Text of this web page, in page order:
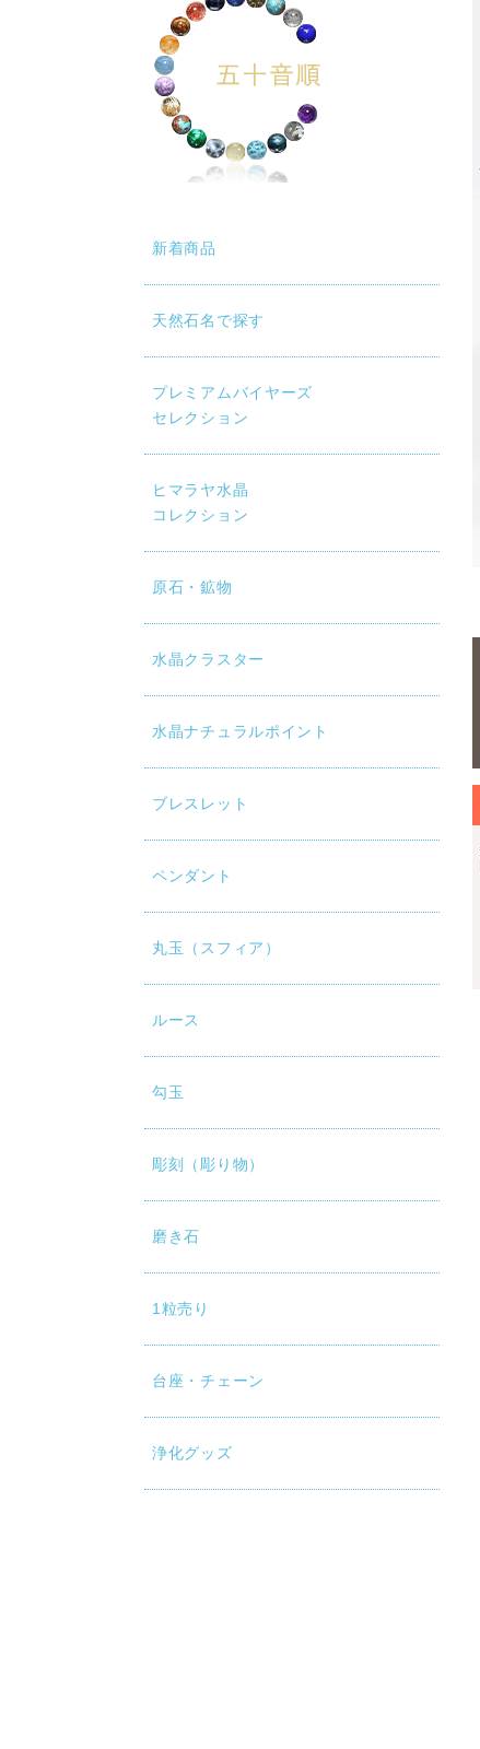
新着商品
天然石名で探す
プレミアムバイヤーズ
セレクション
ヒマラヤ水晶
コレクション
原石・鉱物
水晶クラスター
水晶ナチュラルポイント
ブレスレット
ペンダント
丸玉（スフィア）
ルース
勾玉
彫刻（彫り物）
磨き石
1粒売り
台座・チェーン
浄化グッズ